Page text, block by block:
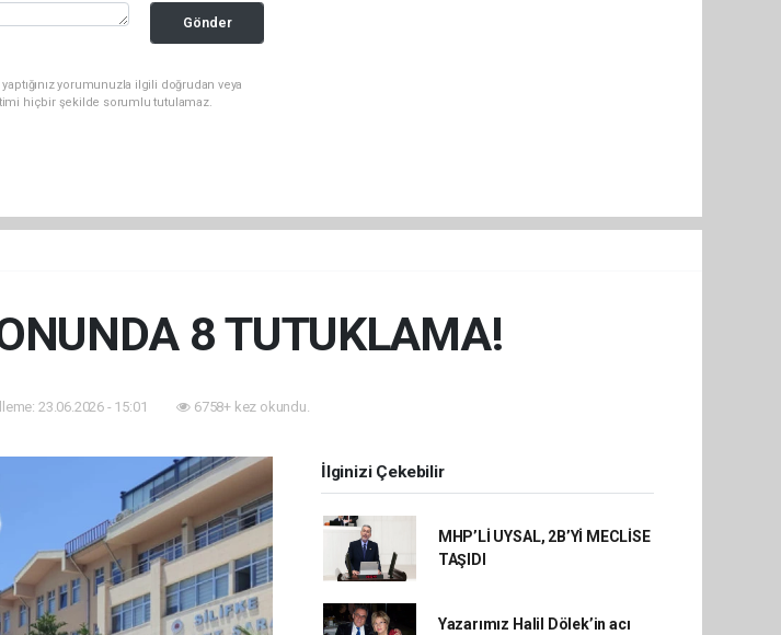
Gönder
yorumunuzla ilgili doğrudan veya
hiçbir şekilde sorumlu tutulamaz.
8 TUTUKLAMA!
23.06.2026 - 15:01 6758+ kez okundu.
İlginizi Çekebilir
MHP’Lİ UYSAL, 2B’Yİ MECLİSE
TAŞIDI
Yazarımız Halil Dölek’in acı